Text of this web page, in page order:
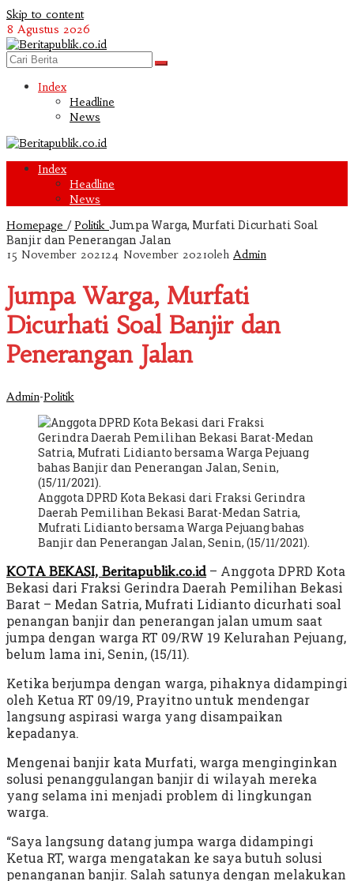
Skip to content
8 Agustus 2026
Index
Headline
News
Index
Headline
News
Homepage /Politik Jumpa Warga, Murfati Dicurhati Soal
Banjir dan Penerangan Jalan
15 November 202124 November 2021oleh Admin
Jumpa Warga, Murfati
Dicurhati Soal Banjir dan
Penerangan Jalan
Admin-Politik
Anggota DPRD Kota Bekasi dari Fraksi Gerindra
Daerah Pemilihan Bekasi Barat-Medan Satria,
Mufrati Lidianto bersama Warga Pejuang bahas
Banjir dan Penerangan Jalan, Senin, (15/11/2021).
KOTA BEKASI, Beritapublik.co.id– Anggota DPRD Kota
Bekasi dari Fraksi Gerindra Daerah Pemilihan Bekasi
Barat – Medan Satria, Mufrati Lidianto dicurhati soal
penangan banjir dan penerangan jalan umum saat
jumpa dengan warga RT 09/RW 19 Kelurahan Pejuang,
belum lama ini, Senin, (15/11).
Ketika berjumpa dengan warga, pihaknya didampingi
oleh Ketua RT 09/19, Prayitno untuk mendengar
langsung aspirasi warga yang disampaikan
kepadanya.
Mengenai banjir kata Murfati, warga menginginkan
solusi penanggulangan banjir di wilayah mereka
yang selama ini menjadi problem di lingkungan
warga.
“Saya langsung datang jumpa warga didampingi
Ketua RT, warga mengatakan ke saya butuh solusi
penanganan banjir. Salah satunya dengan melakukan